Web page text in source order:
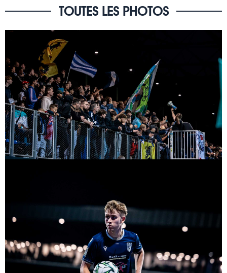
TOUTES LES PHOTOS